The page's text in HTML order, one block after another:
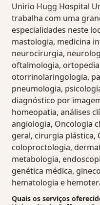
Unirio Hugg Hospital
trabalha com uma
especialidades neste
mastologia, medicina
neurocirurgia,
oftalmologia,
otorrinolaringologia,
pneumologia,
diagnóstico por
homeopatia, análises
angiologia, Oncologia
geral, cirurgia plástica,
coloproctologia,
metabologia,
genética médica,
hematologia e
Quais os serviços